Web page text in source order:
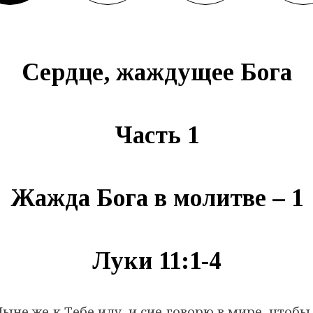
Сердце, жаждущее Бога
Часть 1
Жажда Бога в молитве – 1
Луки 11:1-4